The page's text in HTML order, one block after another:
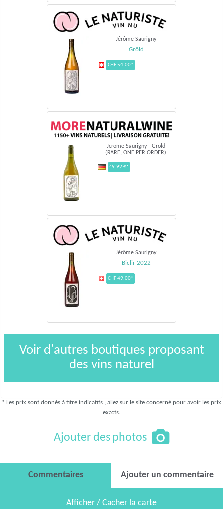
Jérôme Saurigny
Gröld
CHF 54.00*
Jerome Saurigny - Gröld
(RARE, ONE PER ORDER)
49.92 €*
Jérôme Saurigny
Biclir 2022
CHF 49.00*
Voir d'autres boutiques proposant
des vins naturel
* Les prix sont donnés à titre indicatifs ; allez sur le site concerné pour avoir les prix
exacts.
Ajouter des photos
Commentaires Ajouter un commentaire
Afficher / Cacher la carte